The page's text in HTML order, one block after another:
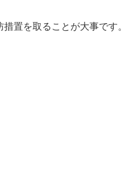
置を取ることが大事です。